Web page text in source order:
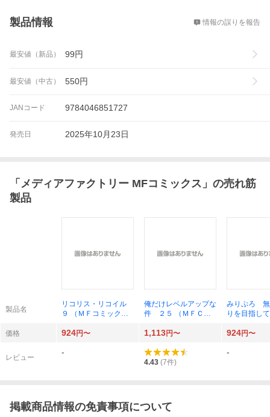
製品情報 情報の誤りを報告
最安値（新品） 99円
最安値（中古） 550円
JANコード 9784046851727
発売日 2025年10月23日
「 メディアファクトリー MFコミックス 」の売れ筋
製品
製品名
リコリス・リコイル
９ （ＭＦコミックス
備前やすのり
俺だけレベルアップな
件 ２５ （ＭＦＣ）
ｕｇｏｎｇ／原作
みりぷろ 無
りを目指し
著 ミリプロ
価格 924円〜 1,113円〜 924円〜
レビュー
-
4.43 (7件)
-
掲載商品情報の免責事項について